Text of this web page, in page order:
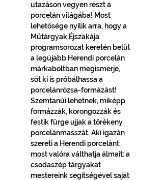
utazáson vegyen részt a
porcelán világába! Most
lehetősége nyílik arra, hogy a
Műtárgyak Éjszakája
programsorozat keretén belül
a legújabb Herendi porcelán
márkaboltban megismerje,
sőt ki is próbálhassa a
porcelánrózsa-formázást!
Szemtanúi lehetnek, miképp
formázzák, korongozzák és
festik fürge ujjak a törékeny
porcelánmasszát. Aki igazán
szereti a Herendi porcelánt,
most valóra válthatja álmait: a
csodaszép tárgyakat
mestereink segítségével saját